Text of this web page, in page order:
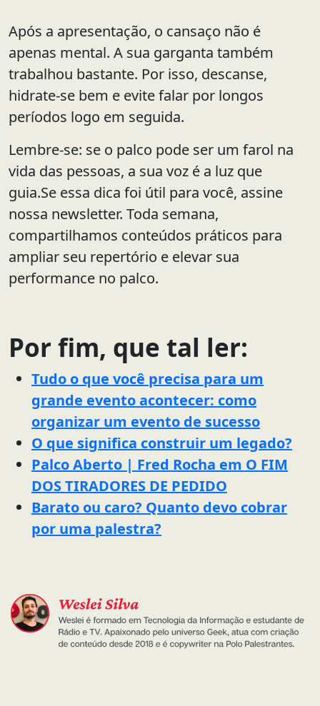
Após a apresentação, o cansaço não é
apenas mental. A sua garganta também
trabalhou bastante. Por isso, descanse,
hidrate-se bem e evite falar por longos
períodos logo em seguida.
Lembre-se: se o palco pode ser um farol na
vida das pessoas, a sua voz é a luz que
guia.Se essa dica foi útil para você, assine
nossa newsletter. Toda semana,
compartilhamos conteúdos práticos para
ampliar seu repertório e elevar sua
performance no palco.
Por fim, que tal ler:
Tudo o que você precisa para um
grande evento acontecer: como
organizar um evento de sucesso
O que significa construir um legado?
Palco Aberto | Fred Rocha em O FIM
DOS TIRADORES DE PEDIDO
Barato ou caro? Quanto devo cobrar
por uma palestra?